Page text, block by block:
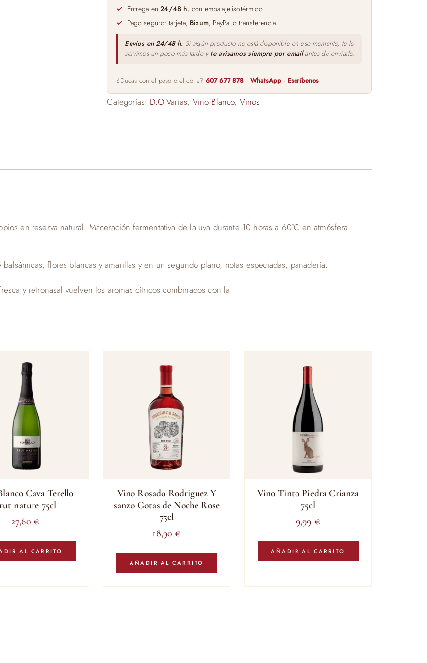
75cl
cantidad
Entrega en24/48 h, con embalaje isotérmico
Pago seguro: tarjeta, Bizum, PayPal o transferencia
Envíos en 24/48 h. Si algún producto no está disponible en ese momento, te lo
servimos un poco más tarde y te avisamos siempre por emailantes de enviarlo.
¿Dudas con el peso o el corte? 607 677 878 ·WhatsApp · Escríbenos
Categorías: D.O Varias, Vino Blanco, Vinos
en reserva natural. Maceración fermentativa de la uva durante 10 horas a 60ºC en atmósfera
flores blancas y amarillas y en un segundo plano, notas especiadas, panadería.
y retronasal vuelven los aromas cítricos combinados con la
Cava Terello
nature 75cl
27,60 €
AL CARRITO
Vino Rosado Rodriguez Y
sanzo Gotas de Noche Rose
75cl
18,90 €
AÑADIR AL CARRITO
Vino Tinto Piedra Crianza
75cl
9,99 €
AÑADIR AL CARRITO